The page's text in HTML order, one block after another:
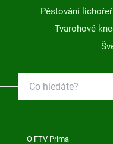
Pěstování
Tvarohové
O FTV Prima